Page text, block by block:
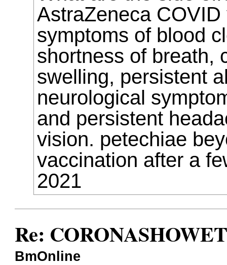
AstraZeneca
symptoms of blood
shortness of breath,
swelling, persistent
neurological
and persistent
vision. petechiae
vaccination after a
2021
Re:
BmOnline